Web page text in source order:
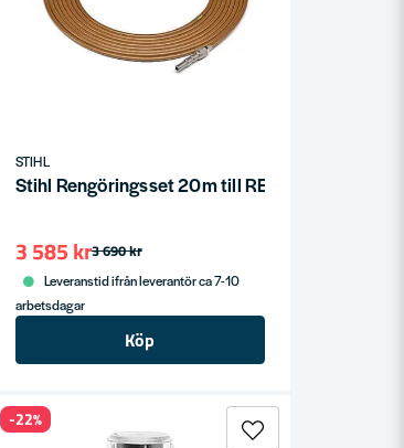
362 PLUS
STIHL
Stihl Rengöringsset 20m till RE 282 - RE 362
3 690 kr
3 585 kr
Leveranstid ifrån leverantör ca 7-10
arbetsdagar
Köp
-22%